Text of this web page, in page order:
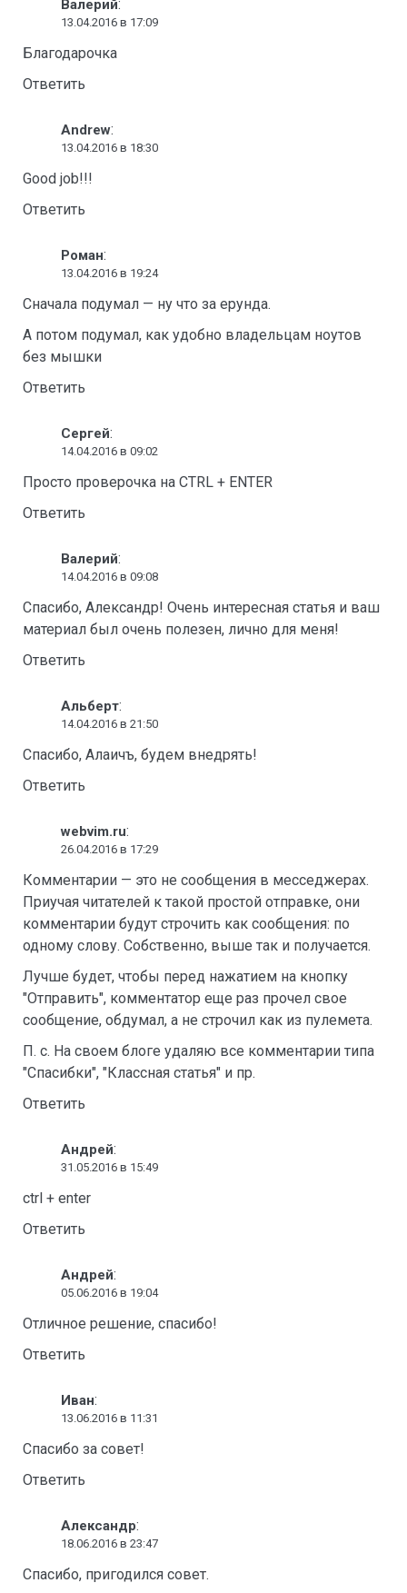
Валерий:
13.04.2016 в 17:09
Благодарочка
Ответить
Andrew:
13.04.2016 в 18:30
Good job!!!
Ответить
Роман:
13.04.2016 в 19:24
Сначала подумал — ну что за ерунда.
А потом подумал, как удобно владельцам ноутов
без мышки
Ответить
Сергей:
14.04.2016 в 09:02
Просто проверочка на CTRL + ENTER
Ответить
Валерий:
14.04.2016 в 09:08
Спасибо, Александр! Очень интересная статья и ваш
материал был очень полезен, лично для меня!
Ответить
Альберт:
14.04.2016 в 21:50
Спасибо, Алаичъ, будем внедрять!
Ответить
webvim.ru:
26.04.2016 в 17:29
Комментарии — это не сообщения в месседжерах.
Приучая читателей к такой простой отправке, они
комментарии будут строчить как сообщения: по
одному слову. Собственно, выше так и получается.
Лучше будет, чтобы перед нажатием на кнопку
"Отправить", комментатор еще раз прочел свое
сообщение, обдумал, а не строчил как из пулемета.
П. с. На своем блоге удаляю все комментарии типа
"Спасибки", "Классная статья" и пр.
Ответить
Андрей:
31.05.2016 в 15:49
ctrl + enter
Ответить
Андрей:
05.06.2016 в 19:04
Отличное решение, спасибо!
Ответить
Иван:
13.06.2016 в 11:31
Спасибо за совет!
Ответить
Александр:
18.06.2016 в 23:47
Спасибо, пригодился совет.